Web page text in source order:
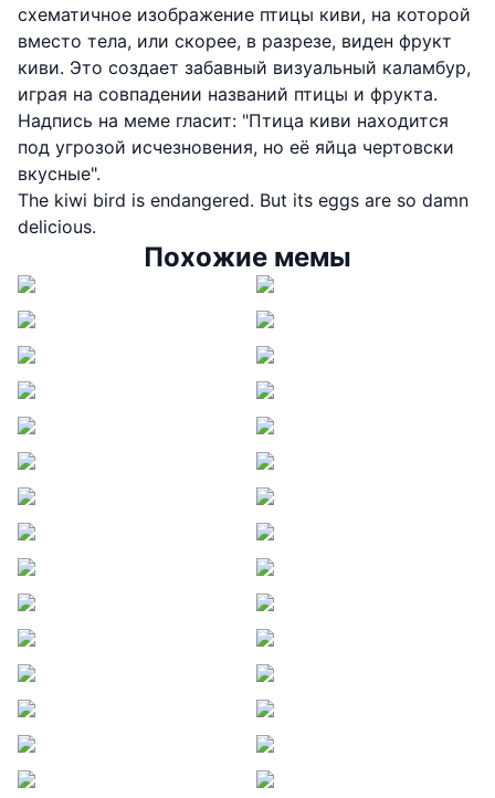
схематичное изображение птицы киви, на которой
вместо тела, или скорее, в разрезе, виден фрукт
киви. Это создает забавный визуальный каламбур,
играя на совпадении названий птицы и фрукта.
Надпись на меме гласит: "Птица киви находится
под угрозой исчезновения, но её яйца чертовски
вкусные".
The kiwi bird is endangered. But its eggs are so damn
delicious.
Похожие мемы